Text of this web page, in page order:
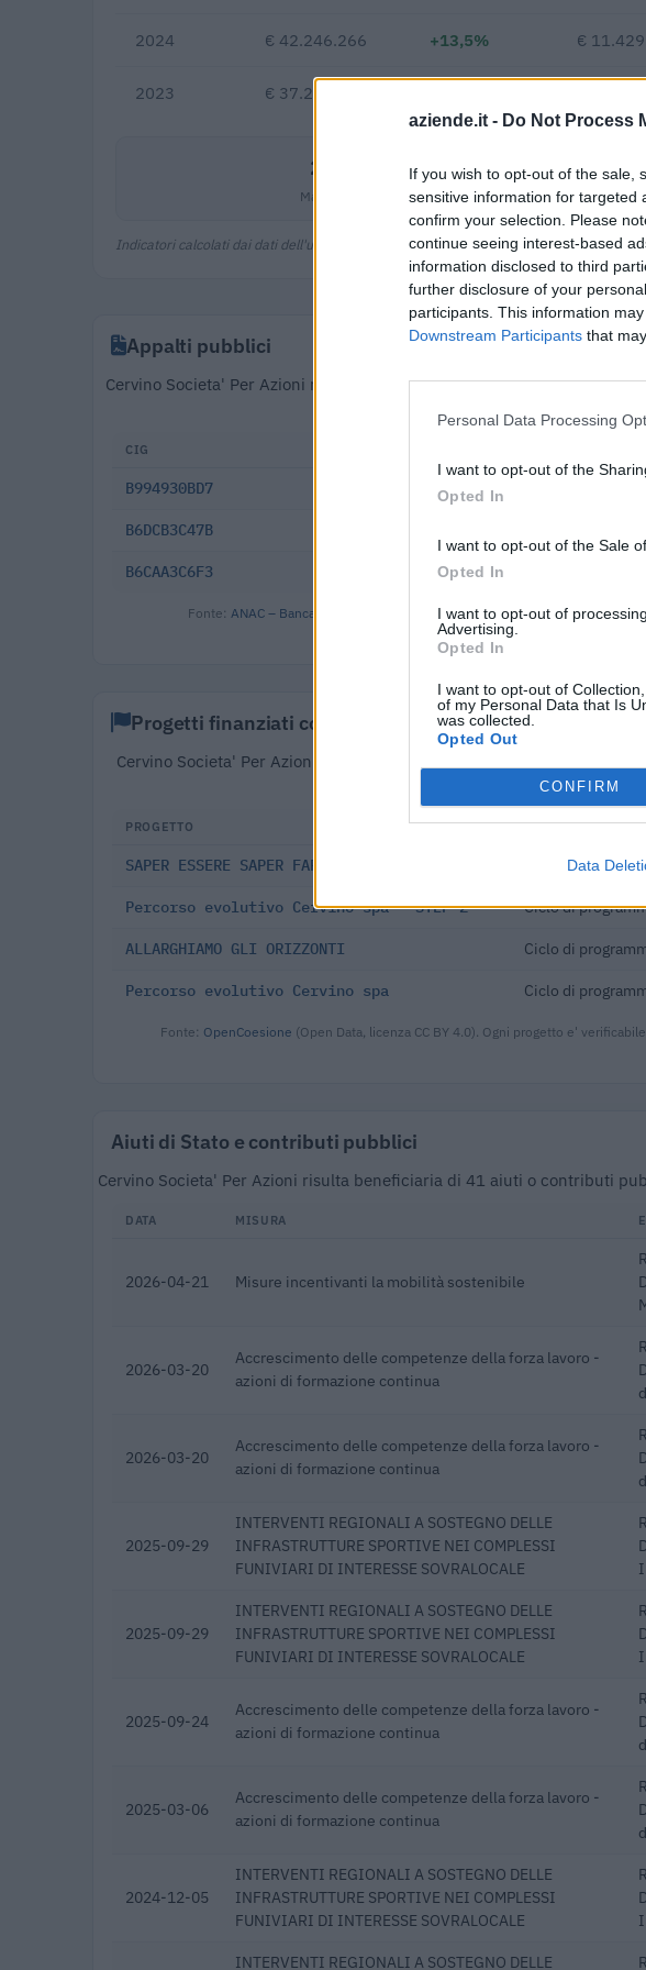
aziende.it - Do Not Process
If you wish to opt-out of the sale,
sensitive information for targeted
confirm your selection. Please
continue seeing interest-based
information disclosed to third
further disclosure of your
participants. This information
Downstream Participants that
Personal Data Processing
I want to opt-out of the
Opted In
I want to opt-out of the Sale
Opted In
I want to opt-out of
Advertising.
Opted In
I want to opt-out of
of my Personal Data that Is
was collected.
Opted Out
CONFIRM
Data
2024 € 42.246.266 +13,5% €
2023 € 37.236.174
29,3%
Margine netto
Indicatori calcolati dai dati dell'ultimo bilancio disponibile.
Appalti pubblici
Cervino Societa' Per Azioni risulta aggiudicataria di 3 appalti pubblici
CIG
B994930BD7 2025-12-12
B6DCB3C47B
B6CAA3C6F3 2025-05-12
Fonte: ANAC – Banca Dati Nazionale Contratti Pubblici(Open Data, licenza
Progetti finanziati con fondi europei
Cervino Societa' Per Azioni risulta beneficiaria di 4 progetti finanziati
pubblico di 110.326 euro (cicli di
PROGETTO CICLO
SAPER ESSERE SAPER FARE Ciclo di
Percorso evolutivo Cervino spa - STEP 2 Ciclo di
ALLARGHIAMO GLI ORIZZONTI Ciclo di
Percorso evolutivo Cervino spa Ciclo di
Fonte: OpenCoesione (Open Data, licenza CC BY 4.0). Ogni progetto e'
Aiuti di Stato e contributi pubblici
Cervino Societa' Per Azioni risulta beneficiaria di 41 aiuti o contributi
DATA MISURA
2026-04-21 Misure incentivanti la mobilità sostenibile
2026-03-20
Accrescimento delle competenze della forza lavoro -
azioni di formazione continua
2026-03-20
Accrescimento delle competenze della forza lavoro -
azioni di formazione continua
2025-09-29
INTERVENTI REGIONALI A SOSTEGNO DELLE
INFRASTRUTTURE SPORTIVE NEI COMPLESSI
FUNIVIARI DI INTERESSE SOVRALOCALE
2025-09-29
INTERVENTI REGIONALI A SOSTEGNO DELLE
INFRASTRUTTURE SPORTIVE NEI COMPLESSI
FUNIVIARI DI INTERESSE SOVRALOCALE
2025-09-24
Accrescimento delle competenze della forza lavoro -
azioni di formazione continua
2025-03-06
Accrescimento delle competenze della forza lavoro -
azioni di formazione continua
2024-12-05
INTERVENTI REGIONALI A SOSTEGNO DELLE
INFRASTRUTTURE SPORTIVE NEI COMPLESSI
FUNIVIARI DI INTERESSE SOVRALOCALE
INTERVENTI REGIONALI A SOSTEGNO DELLE